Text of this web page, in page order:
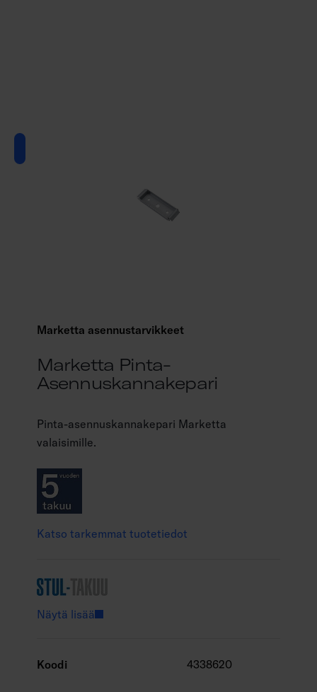
Marketta asennustarvikkeet
Marketta Pinta-
Asennuskannakepari
Pinta-asennuskannakepari Marketta
valaisimille.
Katso tarkemmat tuotetiedot
Näytä lisää
Koodi 4338620